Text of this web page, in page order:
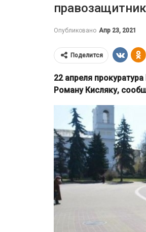
Опубликовано Апр 23, 2021
Поделится
22 апреля
Роману Кисляку,